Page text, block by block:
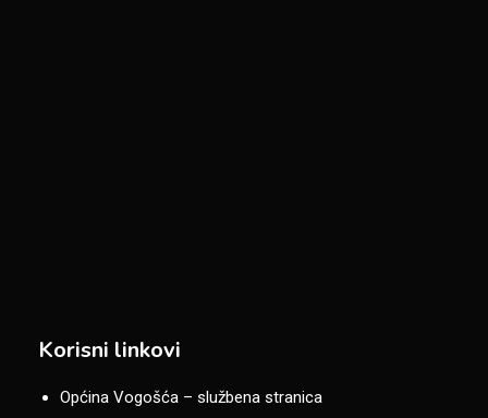
Korisni linkovi
Općina Vogošća – službena stranica